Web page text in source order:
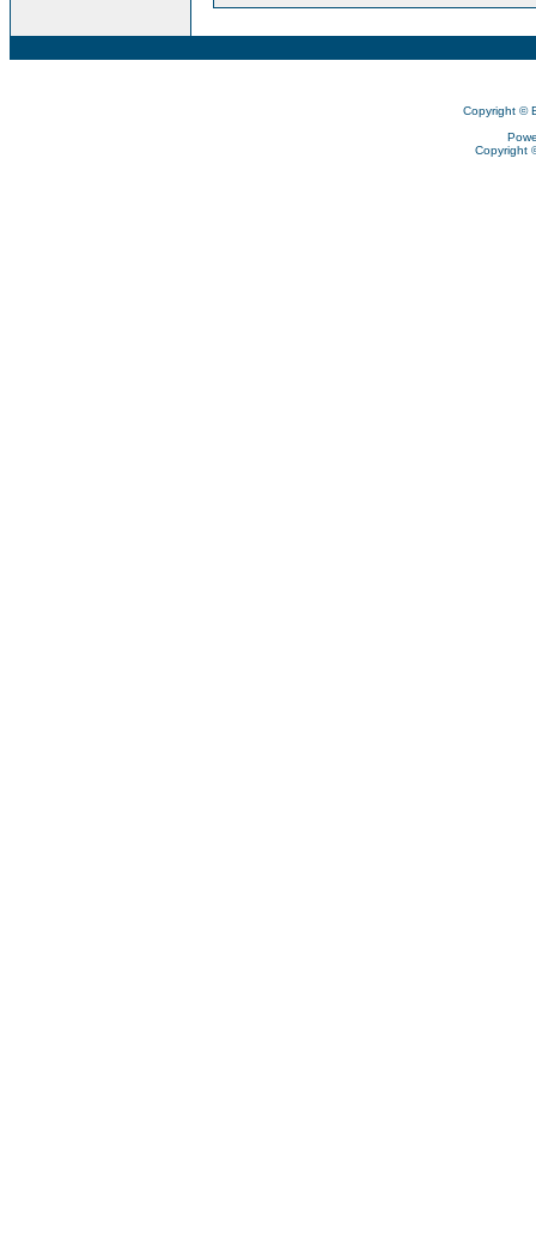
Copyright ©
Copyright